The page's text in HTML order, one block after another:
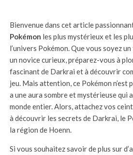
Bienvenue dans cet article
Pokémon les plus mystérieux et les
l’univers Pokémon. Que vous soyez
un novice curieux, préparez-vous à
fascinant de Darkrai et à découvrir
jeu. Mais attention, ce Pokémon n’est
a une aura sombre et mystérieuse qui
monde entier. Alors, attachez vos
à découvrir les secrets de Darkrai, le
la région de Hoenn.
Si vous souhaitez savoir de plus sur